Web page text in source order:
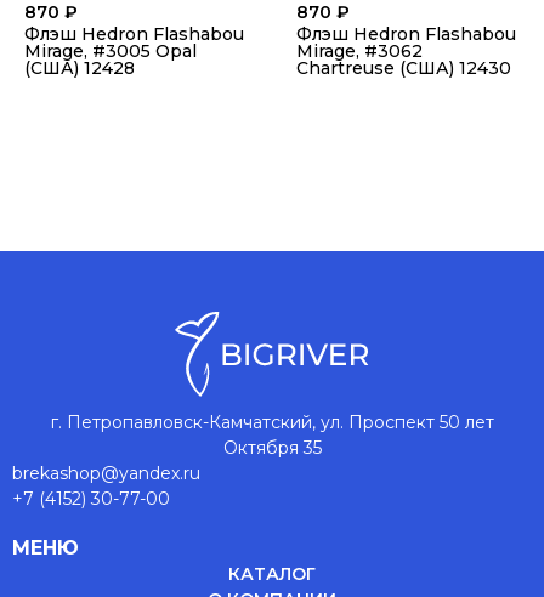
870 ₽
Флэш Hedron Flashabou
Mirage, #3005 Opal
(США) 12428
870 ₽
Флэш Hedron Flashabou
Mirage, #3062
Chartreuse (США) 12430
г. Петропавловск-Камчатский, ул. Проспект 50 лет
Октября 35
brekashop@yandex.ru
+7 (4152) 30-77-00
МЕНЮ
КАТАЛОГ